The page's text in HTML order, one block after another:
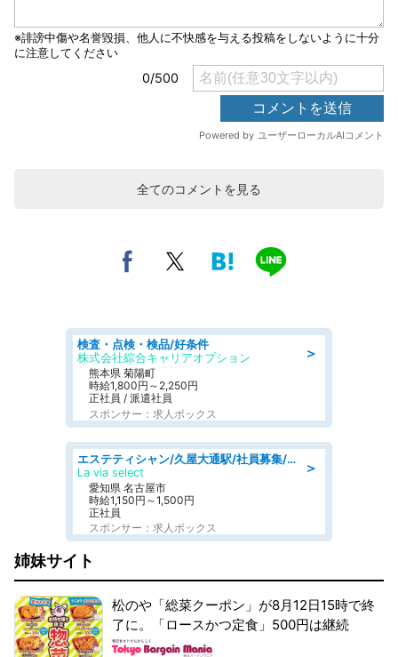
全てのコメントを見る
＞
検査・点検・検品/好条件
株式会社綜合キャリアオプション
熊本県 菊陽町
時給1,800円～2,250円
正社員 / 派遣社員
スポンサー：求人ボックス
＞
エステティシャン/久屋大通駅/社員募集/8月9日更新
La via select
愛知県 名古屋市
時給1,150円～1,500円
正社員
スポンサー：求人ボックス
姉妹サイト
松のや「総菜クーポン」が8月12日15時で終
了に。「ロースかつ定食」500円は継続